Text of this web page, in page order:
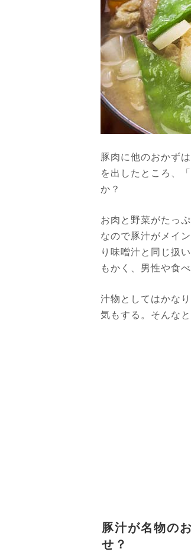
豚肉に他のおかず
を出したところ、
か？
お肉と野菜がたっ
なので豚汁がメイ
り味噌汁と同じ扱
もかく、男性や食
汁物としてはかな
気もする。そんな
豚汁が名物の
せ？